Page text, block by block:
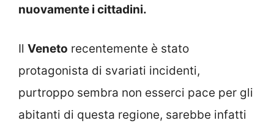
nuovamente i cittadini.
Il Veneto recentemente è stato
protagonista di svariati incidenti,
purtroppo sembra non esserci pace per gli
abitanti di questa regione, sarebbe infatti